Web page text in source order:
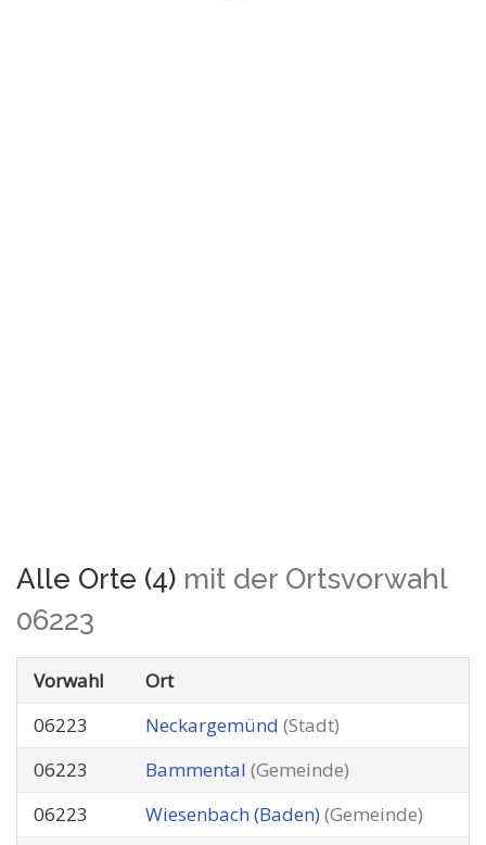
Alle Orte (4) mit der Ortsvorwahl
06223
Vorwahl
Ort
06223
Neckargemünd (Stadt)
06223
Bammental (Gemeinde)
06223
Wiesenbach (Baden) (Gemeinde)